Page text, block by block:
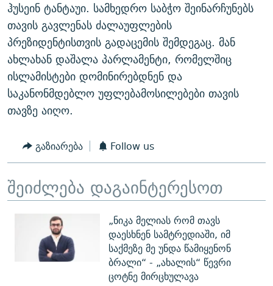
ჰუსეინ ტანტაუი. სამხედრო საბჭო შეინარჩუნებს
თავის გავლენას ძალაუფლების
პრეზიდენტისთვის გადაცემის შემდეგაც. მან
ახლახან დაშალა პარლამენტი, რომელშიც
ისლამისტები დომინირებდნენ და
საკანონმდებლო უფლებამოსილებები თავის
თავზე აიღო.
გაზიარება Follow us
შეიძლება დაგაინტერესოთ
„ნიკა მელიას რომ თავს
დაესხნენ სამტრედიაში, იმ
საქმეზე მე უნდა წამიყენონ
ბრალი“ - „ახალის“ წევრი
ცოტნე მირცხულავა